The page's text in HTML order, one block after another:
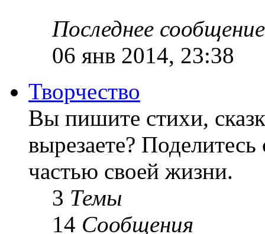
Последнее сообщение
06 янв 2014, 23:38
Творчество
Вы пишите стихи,
вырезаете?
частью своей жизни.
3 Темы
14 Сообщения